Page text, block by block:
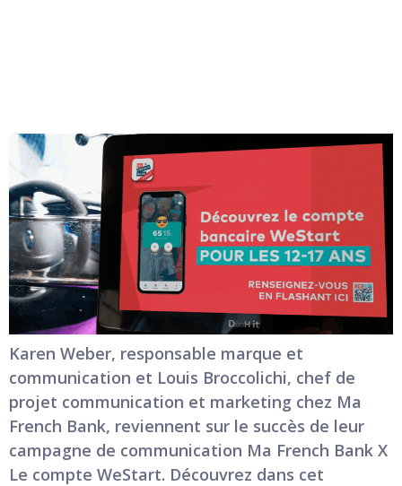
Karen Weber, responsable marque et
communication et Louis Broccolichi, chef de
projet communication et marketing chez Ma
French Bank, reviennent sur le succès de leur
campagne de communication Ma French Bank X
Le compte WeStart. Découvrez dans cet